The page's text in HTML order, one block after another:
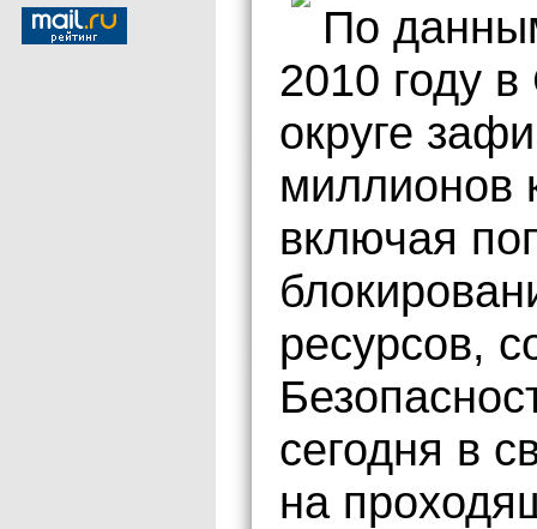
По
2010 году
округе
миллионов
включая
ресурсов,
сегодня в
на